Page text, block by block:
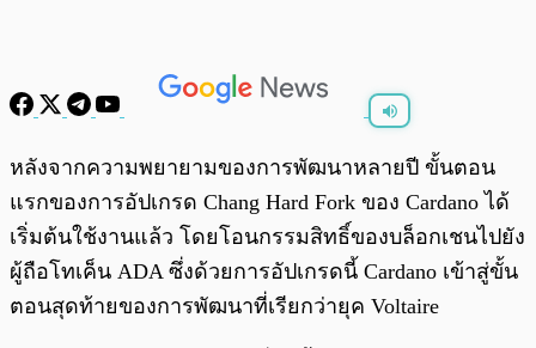
0:00/
หลังจากความพยายามของการพัฒนาหลายปี ขั้นตอน
แรกของการอัปเกรด Chаng Hard Fork ของ Cardano ได้
เริ่มต้นใช้งานแล้ว โดยโอนกรรมสิทธิ์ของบล็อกเชนไปยัง
ผู้ถือโทเค็น ADA ซึ่งด้วยการอัปเกรดนี้ Cardano เข้าสู่ขั้น
ตอนสุดท้ายของการพัฒนาที่เรียกว่ายุค Voltaire